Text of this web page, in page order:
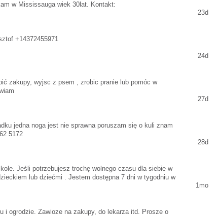
w Mississauga wiek 30lat. Kontakt:
23d
+14372455971
24d
zakupy, wyjsc z psem , zrobic pranie lub pomóc w
27d
jedna noga jest nie sprawna poruszam się o kuli znam
5172
28d
Jeśli potrzebujesz trochę wolnego czasu dla siebie w
lub dziećmi . Jestem dostępna 7 dni w tygodniu w
1mo
i ogrodzie. Zawioze na zakupy, do lekarza itd. Prosze o